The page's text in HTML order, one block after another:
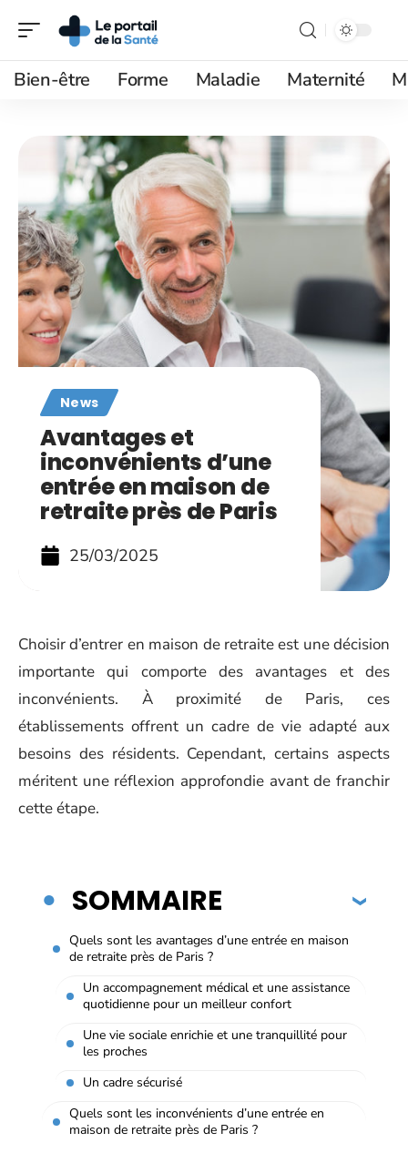
Bien-être Forme Maladie Maternité
News
Avantages et
inconvénients d’une
entrée en maison de
retraite près de Paris
25/03/2025
Choisir d’entrer en maison de retraite est une décision
importante qui comporte des avantages et des
inconvénients. À proximité de Paris, ces
établissements offrent un cadre de vie adapté aux
besoins des résidents. Cependant, certains aspects
méritent une réflexion approfondie avant de franchir
cette étape.
SOMMAIRE
Quels sont les avantages d’une entrée en maison
de retraite près de Paris ?
Un accompagnement médical et une assistance
quotidienne pour un meilleur confort
Une vie sociale enrichie et une tranquillité pour
les proches
Un cadre sécurisé
Quels sont les inconvénients d’une entrée en
maison de retraite près de Paris ?